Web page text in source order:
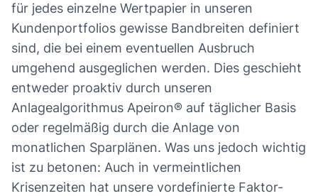
für jedes einzelne Wertpapier in unseren
Kundenportfolios gewisse Bandbreiten definiert
sind, die bei einem eventuellen Ausbruch
umgehend ausgeglichen werden. Dies geschieht
entweder proaktiv durch unseren
Anlagealgorithmus Apeiron® auf täglicher Basis
oder regelmäßig durch die Anlage von
monatlichen Sparplänen. Was uns jedoch wichtig
ist zu betonen: Auch in vermeintlichen
Krisenzeiten hat unsere vordefinierte Faktor-